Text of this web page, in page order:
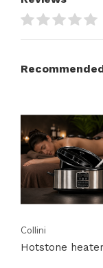
Collini
Hotstone